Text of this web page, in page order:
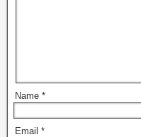
Name *
Email *